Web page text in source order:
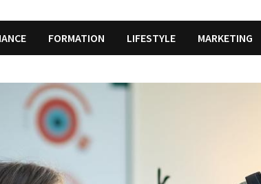
FORMATION LIFESTYLE MARKETING